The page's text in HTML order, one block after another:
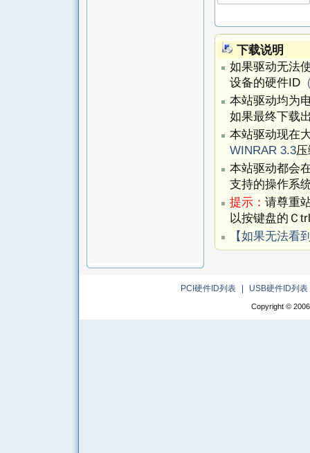
下载说明
如果驱动无法
设备的硬件ID
本站驱动均为
如果最终下载
本站驱动现在
WINRAR 3.3
本站驱动都会
支持的操作系
提示： 请尊重
以按键盘的Ｃ
【如果无法看
PCI硬件ID列表 USB硬件ID列表
Copyright ©